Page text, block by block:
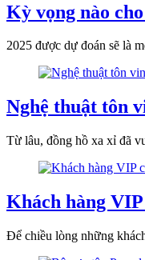
Kỳ vọng nào
2025 được dự đoán sẽ là
Nghệ thuật tôn
Từ lâu, đồng hồ xa xỉ đã
Khách hàng
Để chiều lòng những